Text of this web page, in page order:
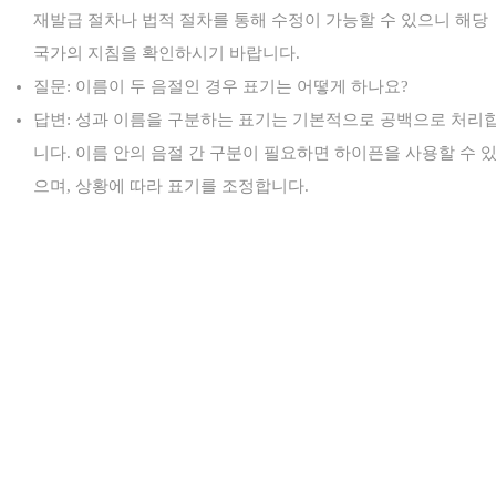
재발급 절차나 법적 절차를 통해 수정이 가능할 수 있으니 해당
국가의 지침을 확인하시기 바랍니다.
질문: 이름이 두 음절인 경우 표기는 어떻게 하나요?
답변: 성과 이름을 구분하는 표기는 기본적으로 공백으로 처리
니다. 이름 안의 음절 간 구분이 필요하면 하이픈을 사용할 수 있
으며, 상황에 따라 표기를 조정합니다.